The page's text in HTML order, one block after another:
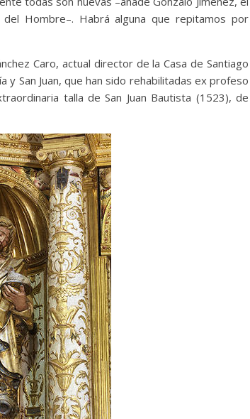
Hombre–. Habrá alguna que repitamos por
Caro, actual director de la Casa de Santiago
y San Juan, que han sido rehabilitadas ex profeso
talla de San Juan Bautista (1523), de